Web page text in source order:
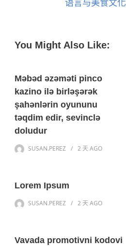
语言与美食文化
You Might Also Like:
Məbəd əzəməti pinco
kazino ilə birləşərək
şahənlərin oyununu
təqdim edir, sevinclə
doludur
SUSAN.PEREZ 2 天 AGO
Lorem Ipsum
SUSAN.PEREZ 2 天 AGO
Vavada promotivni kodovi